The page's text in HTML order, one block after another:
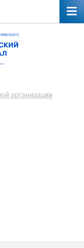
организации